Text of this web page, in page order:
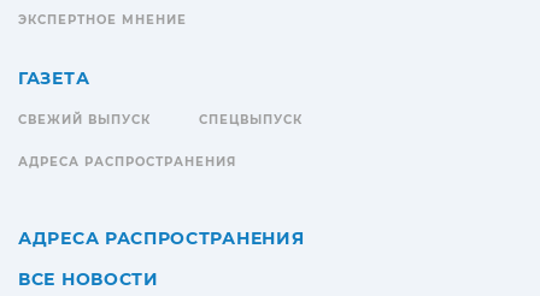
ЭКСПЕРТНОЕ МНЕНИЕ
ГАЗЕТА
СВЕЖИЙ ВЫПУСК СПЕЦВЫПУСК
АДРЕСА РАСПРОСТРАНЕНИЯ
АДРЕСА РАСПРОСТРАНЕНИЯ
ВСЕ НОВОСТИ